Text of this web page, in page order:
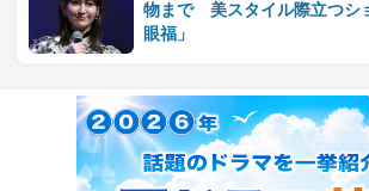
物まで 美スタイル際立つシ
眼福」